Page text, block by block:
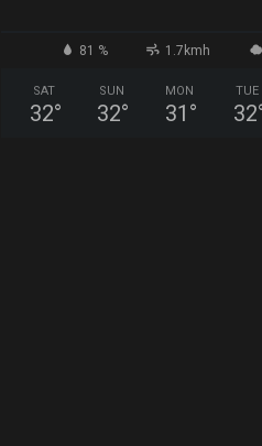
81 % 1.7kmh
SAT
32°
SUN
32°
MON
31 °
TUE
32